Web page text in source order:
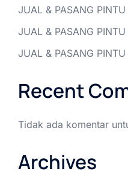
JUAL & PASANG PINTU
JUAL & PASANG PINTU
JUAL & PASANG PINTU
Recent
Tidak ada komentar
Archives